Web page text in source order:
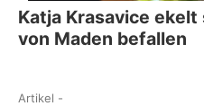
Katja Krasavice
von Maden befallen
Artikel -